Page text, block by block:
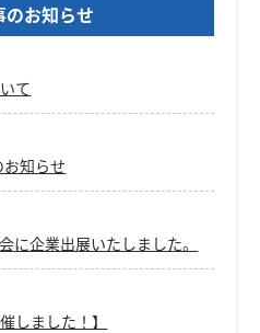
のお知らせ
て
知らせ
に企業出展いたしました。
しました！】